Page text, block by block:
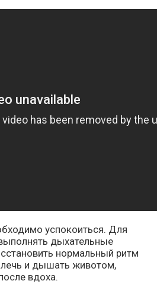
успокоиться. Для
дыхательные
нормальный ритм
и дышать животом,
вдоха.